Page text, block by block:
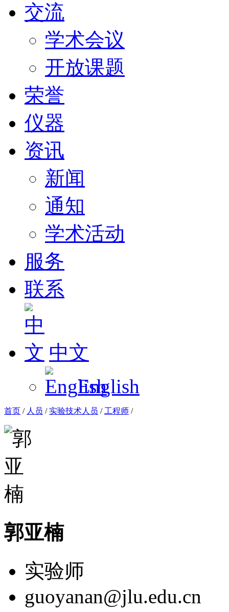
交流
学术会议
开放课题
荣誉
仪器
资讯
新闻
通知
学术活动
服务
联系
中文
English
首页 / 人员 / 实验技术人员 / 工程师 /
郭亚楠
实验师
guoyanan@jlu.edu.cn